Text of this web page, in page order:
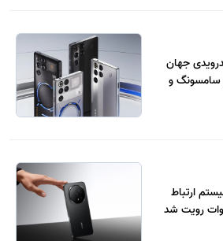
جهان
و
با سیستم ارتباط